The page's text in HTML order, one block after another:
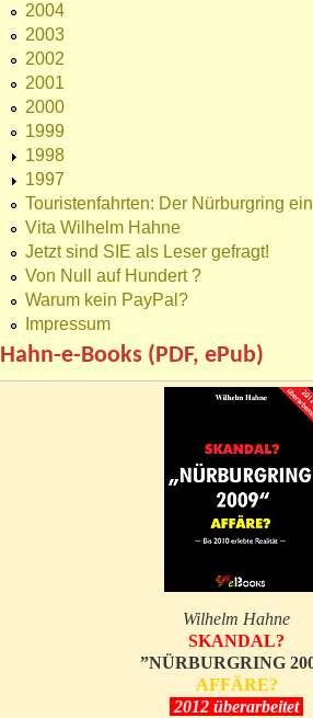
2004
2003
2002
2001
2000
1999
1998
1997
Touristenfahrten: Der Nürburgring
Vita Wilhelm Hahne
Jetzt sind SIE als Leser gefragt!
Von Null auf Hundert ?
Warum kein PayPal?
Impressum
Hahn-e-Books (PDF, ePub)
Wilhelm Hahne
SKANDAL?
”NÜRBURGRING
AFFÄRE?
2012 überarbeitet